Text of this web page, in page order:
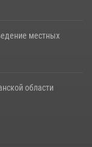
местных
области